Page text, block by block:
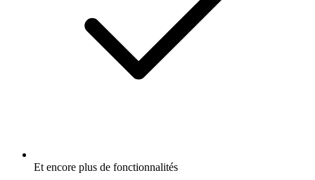
Et encore plus de fonctionnalités